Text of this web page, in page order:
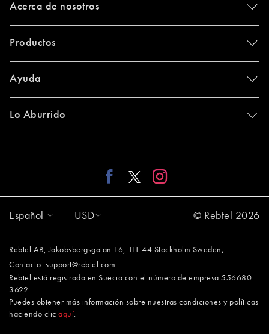
Acerca de nosotros
Productos
Ayuda
Lo Aburrido
Español USD © Rebtel 2026
Rebtel AB, Jakobsbergsgatan 16, 111 44 Stockholm Sweden ,
Contacto: support@rebtel.com
Rebtel está registrada en Suecia con el número de empresa 556680-
3622
Puedes obtener más información sobre nuestras condiciones y políticas
haciendo clic aquí.